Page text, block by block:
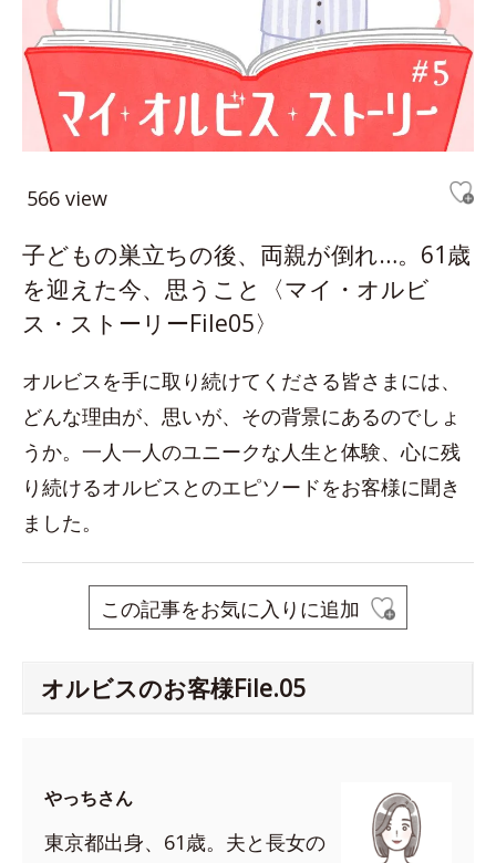
566 view
子どもの巣立ちの後、両親が倒れ…。61歳
を迎えた今、思うこと〈マイ・オルビ
ス・ストーリーFile05〉
オルビスを手に取り続けてくださる皆さまには、
どんな理由が、思いが、その背景にあるのでしょ
うか。一人一人のユニークな人生と体験、心に残
り続けるオルビスとのエピソードをお客様に聞き
ました。
この記事をお気に入りに追加
オルビスのお客様File.05
やっちさん
東京都出身、61歳。夫と長女の